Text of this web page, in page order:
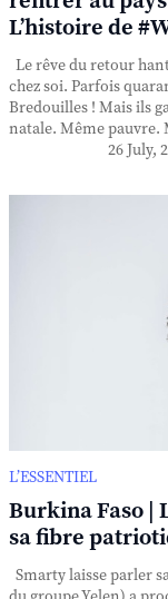
L’histoire de
Le rêve du retour
chez soi. Parfois
Bredouilles ! Mais ils
natale. Même pauvre.
26 July,
L’ESSENTIEL
Burkina Faso |
sa fibre
Smarty laisse parler